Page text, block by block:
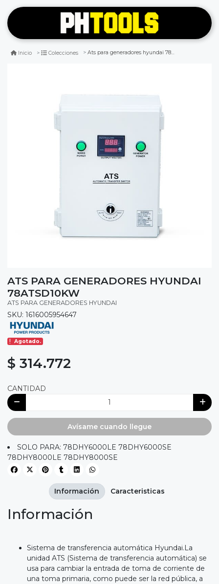
Inicio Colecciones Ats para generadores hyundai 78atsd10kw
ATS PARA GENERADORES HYUNDAI
78ATSD10KW
ATS PARA GENERADORES HYUNDAI
SKU: 1616005954647
Agotado.
$ 314.772
CANTIDAD
Avísame cuando llegue
SOLO PARA: 78DHY6000LE 78DHY6000SE
78DHY8000LE 78DHY8000SE
Información
Sistema de transferencia automática Hyundai.La
unidad ATS (Sistema de transferencia automática) se
usa para cambiar la entrada de toma de corriente de
una toma primaria, como puede ser la red pública, a
Información Caracteristicas